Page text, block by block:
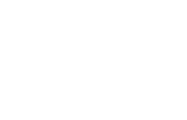
ROADSTER 2.0 TFSI |
APK | XENON | AIRCO